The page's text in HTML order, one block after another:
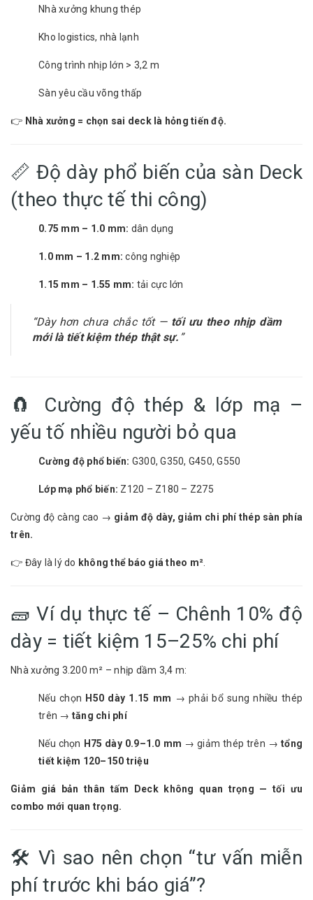
Nhà xưởng khung thép
Kho logistics, nhà lạnh
Công trình nhịp lớn > 3,2 m
Sàn yêu cầu võng thấp
👉 Nhà xưởng = chọn sai deck là hỏng tiến độ.
📏 Độ dày phổ biến của sàn Deck
(theo thực tế thi công)
0.75 mm – 1.0 mm: dân dụng
1.0 mm – 1.2 mm: công nghiệp
1.15 mm – 1.55 mm: tải cực lớn
“Dày hơn chưa chắc tốt — tối ưu theo nhịp dầm
mới là tiết kiệm thép thật sự. ”
🧲 Cường độ thép & lớp mạ –
yếu tố nhiều người bỏ qua
Cường độ phổ biến: G300, G350, G450, G550
Lớp mạ phổ biến: Z120 – Z180 – Z275
Cường độ càng cao → giảm độ dày, giảm chi phí thép sàn phía
trên.
👉 Đây là lý do không thể báo giá theo m²
🧱 Ví dụ thực tế – Chênh 10% độ
dày = tiết kiệm 15–25% chi phí
Nhà xưởng 3.200 m² – nhịp dầm 3,4 m:
Nếu chọn H50 dày 1.15 mm → phải bổ sung nhiều thép
trên → tăng chi phí
Nếu chọn H75 dày 0.9–1.0 mm → giảm thép trên →tổng
tiết kiệm 120–150 triệu
Giảm giá bản thân tấm Deck không quan trọng — tối ưu
combo mới quan trọng.
🛠️ Vì sao nên chọn “tư vấn miễn
phí trước khi báo giá”?